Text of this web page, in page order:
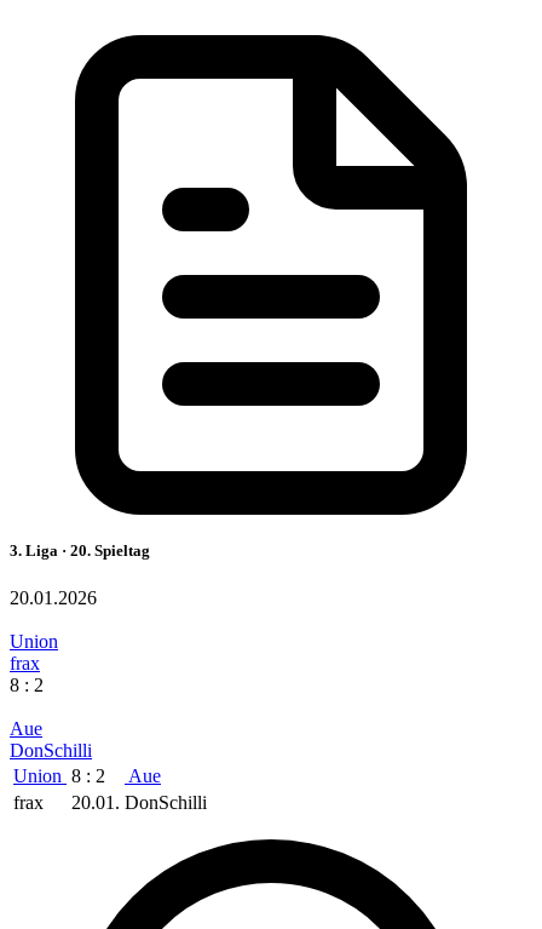
3. Liga · 20. Spieltag
20.01.2026
Union
frax
8 : 2
Aue
DonSchilli
Union 8 : 2
Aue
frax
20.01. DonSchilli